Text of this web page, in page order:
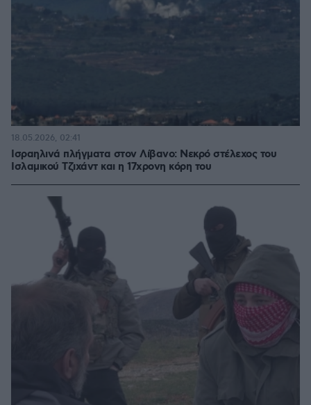
Ισραηλινά πλήγματα στον Λίβανο: Νεκρό στέλεχος του
Ισλαμικού Τζιχάντ και η 17χρονη κόρη του
18.05.2026, 02:41